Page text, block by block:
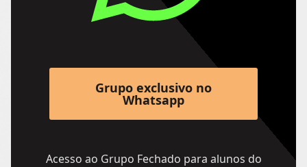
Grupo exclusivo no
Whatsapp
Acesso ao Grupo Fechado para alunos do